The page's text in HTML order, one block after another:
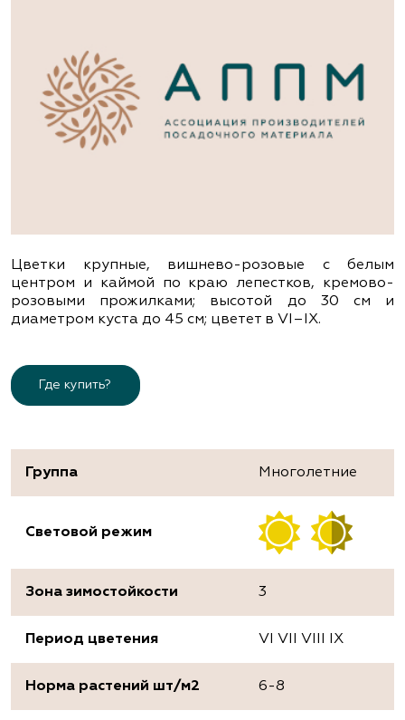
Цветки крупные, вишнево-розовые с белым
центром и каймой по краю лепестков, кремово-
розовыми прожилками; высотой до 30 см и
диаметром куста до 45 см; цветет в VІ–ІХ.
Где купить?
Группа Многолетние
Световой режим
Зона зимостойкости 3
Период цветения VI VII VIII IX
Норма растений шт/м2 6-8